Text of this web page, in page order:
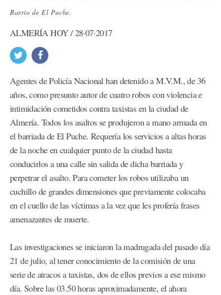
Barrio de El Puche.
ALMERÍA HOY / 28·07·2017
Agentes de Policía Nacional han detenido a M.V.M., de 36
años, como presunto autor de cuatro robos con violencia e
intimidación cometidos contra taxistas en la ciudad de
Almería. Todos los asaltos se produjeron a mano armada en
el barriada de El Puche. Requería los servicios a altas horas
de la noche en cualquier punto de la ciudad hasta
conducirlos a una calle sin salida de dicha barriada y
perpetrar el asalto. Para cometer los robos utilizaba un
cuchillo de grandes dimensiones que previamente colocaba
en el cuello de las víctimas a la vez que les profería frases
amenazantes de muerte.
Las investigaciones se iniciaron la madrugada del pasado día
21 de julio, al tener conocimiento de la comisión de una
serie de atracos a taxistas, dos de ellos previos a ese mismo
día. Sobre las 03.50 horas aproximadamente, el ahora